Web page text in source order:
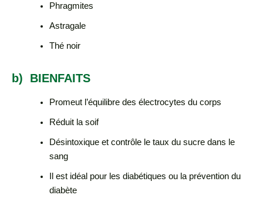
Phragmites
Astragale
Thé noir
b) BIENFAITS
Promeut l’équilibre des électrocytes du corps
Réduit la soif
Désintoxique et contrôle le taux du sucre dans le
sang
Il est idéal pour les diabétiques ou la prévention du
diabète